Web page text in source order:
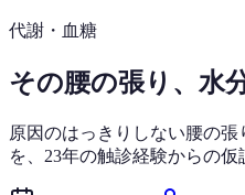
代謝・血糖
その腰の張り、水
原因のはっきりしない腰の
を、23年の触診経験からの仮